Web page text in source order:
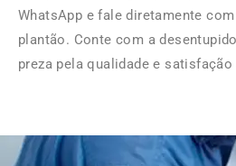
WhatsApp e fale diretamente
plantão. Conte com a
preza pela qualidade e